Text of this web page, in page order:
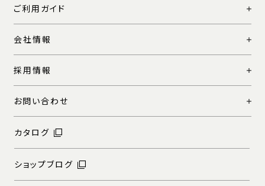
ご利用ガイド
会社情報
採用情報
お問い合わせ
カタログ
ショップブログ